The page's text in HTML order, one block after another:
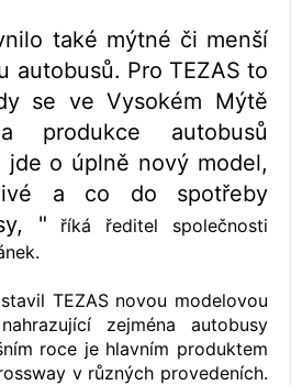
také mýtné či menší
autobusů. Pro TEZAS to
se ve Vysokém Mýtě
produkce autobusů
jde o úplně nový model,
a co do spotřeby
" říká ředitel společnosti
TEZAS novou modelovou
zejména autobusy
roce je hlavním produktem
v různých provedeních.